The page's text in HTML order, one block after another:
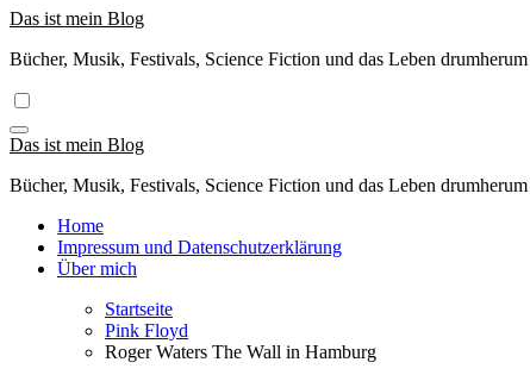
Das ist mein Blog
Bücher, Musik, Festivals, Science Fiction und das Leben drumherum
Das ist mein Blog
Bücher, Musik, Festivals, Science Fiction und das Leben drumherum
Home
Impressum und Datenschutzerklärung
Über mich
Startseite
Pink Floyd
Roger Waters The Wall in Hamburg